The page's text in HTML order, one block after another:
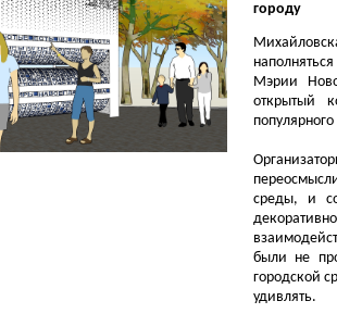
городу
Мэрии
открытый
среды, и
были не
городской
удивлять.